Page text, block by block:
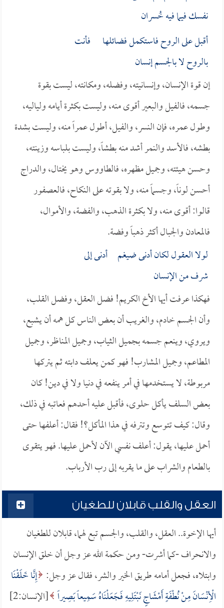
نفسك فيما فيه خُسران
أقبل على الروح فاستكمل فضائلها فأنت
بالروح لا بالجسم إنسان
إن قوة الإنسان، وإنسانيته، وفضله، ومكانته، ليست بقوة
جسمه، فالفيل والبعير أقوى منه، وليست بكثرة أيامه ولياليه،
وطول عمره، فإن النسر، والفيل، أطول عمراً منه، وليست بشدة
بطشه، فالأسد والنمر أشد منه بطشاً، وليست بلباسه وزينته،
وحسن هيئته، وجميل مظهره، فالطاووس وهو يختال، والدراج
أحسن لوناً، وجسماً منه، ولا بقوته على النكاح، فالعصفور
قالوا: أقوى منه، ولا بكثرة الذهب، والفضة، والأموال،
فالمعادن والجبال أكثر ذهباً وفضة.
لولا العقول لكان أدنى ضيغم أدنى إلى
شرف من الإنسان
فهكذا عرفت أيها الأخ الكريم! فضل العقل، وفضل القلب،
وأن الجسم خادم، والغريب أن بعض الناس كل همه أن يشبع،
ويروي، وينعم جسمه بجميل الثياب، وجميل المناظر، وجميل
المطاعم، وجميل المشارب! فهو كمن يعلف دابته ثم يتركها
مربوطة، لا يستخدمها في أمر ينفعه في دنيا ولا في دين! كان
بعض السلف يأكل حلوى، فأقبل عليه أحدهم فعاتبه في ذلك،
وقال: كيف تتوسع وتترفه في هذا المأكل؟! فقال: أعلفها حتى
أحمل عليها، يقول: أعلف نفسي الآن لأحمل عليها. فهو يتقوى
بالطعام والشراب على ما يقربه إلى رب الأرباب.
العقل والقلب قابلان للطغيان
أيها الإخوة.. العقل، والقلب، والجسم تبع لهما، قابلان للطغيان
والانحراف -كما أشرت- ومن حكمة الله عز وجل أن خلق الإنسان
وابتلاه، فجعل أمامه طريق الخير والشر، فقال عز وجل: إِنَّا خَلَقْنَا
الْأِنْسَانَ مِنْ نُطْفَةٍ أَمْشَاجٍ نَبْتَلِيهِ فَجَعَلْنَاهُ سَمِيعاً بَصِيراً
[الإنسان:2]